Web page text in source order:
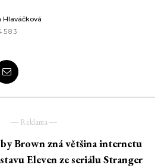
Hlaváčková
― Reklama ―
Brown zná většina internetu
Eleven ze seriálu Stranger